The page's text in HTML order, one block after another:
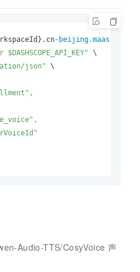
-
json"
Audio-TTS/CosyVoice 声